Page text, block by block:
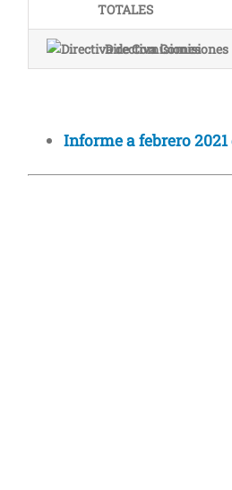
TOTALES
Directiva Comisiones
Informe a febrero